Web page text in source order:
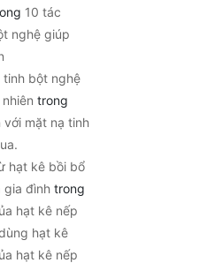
10 tác
nghệ giúp
bột nghệ
trong
với mặt nạ tinh
hạt kê bồi bổ
gia đình trong
hạt kê nếp
hạt kê
hạt kê nếp